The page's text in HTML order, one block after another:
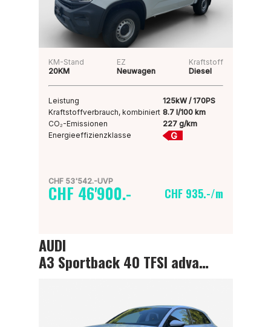
KM-Stand
20KM
EZ
Neuwagen
Kraftstoff
Diesel
Leistung
125kW / 170PS
Kraftstoffverbrauch, kombiniert 8.7 l/100 km
CO₂-Emissionen
227 g/km
Energieeffizienzklasse
G
CHF 53'542.-UVP
CHF 46'900.- CHF 935.-/m
AUDI
A3 Sportback 40 TFSI advanced